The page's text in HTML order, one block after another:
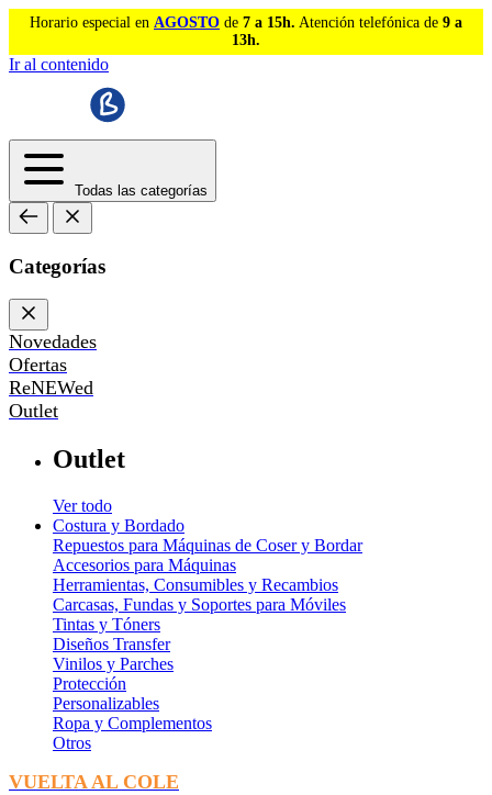
Horario especial en AGOSTO de 7 a 15h. Atención telefónica de 9 a
13h.
Ir al contenido
Todas las categorías
Categorías
Novedades
Ofertas
ReNEWed
Outlet
Outlet
Ver todo
Costura y Bordado
Repuestos para Máquinas de Coser y Bordar
Accesorios para Máquinas
Herramientas, Consumibles y Recambios
Carcasas, Fundas y Soportes para Móviles
Tintas y Tóners
Diseños Transfer
Vinilos y Parches
Protección
Personalizables
Ropa y Complementos
Otros
VUELTA AL COLE